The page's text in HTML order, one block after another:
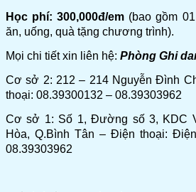
Học phí: 300,000đ/em (bao gồm
ăn, uống, quà tặng chương trình).
Mọi chi tiết xin liên hệ: Phòng Ghi
Cơ sở 2: 212 – 214 Nguyễn Đình
thoại: 08.39300132 – 08.39303962
Cơ sở 1: Số 1, Đường số 3, KDC
Hòa, Q.Bình Tân – Điện thoại:
08.39303962